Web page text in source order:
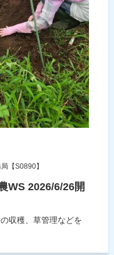
【S0890】
WS 2026/6/26開
収穫、草管理などを